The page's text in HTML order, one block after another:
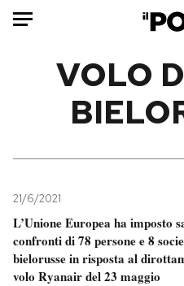
Mondo
Tecnologia
Internet
Scienza
Cultura
VOLO
21/6/2021
L’Unione Europea ha imposto
confronti di 78 persone e 8
bielorusse in risposta al
volo Ryanair del 23 maggio